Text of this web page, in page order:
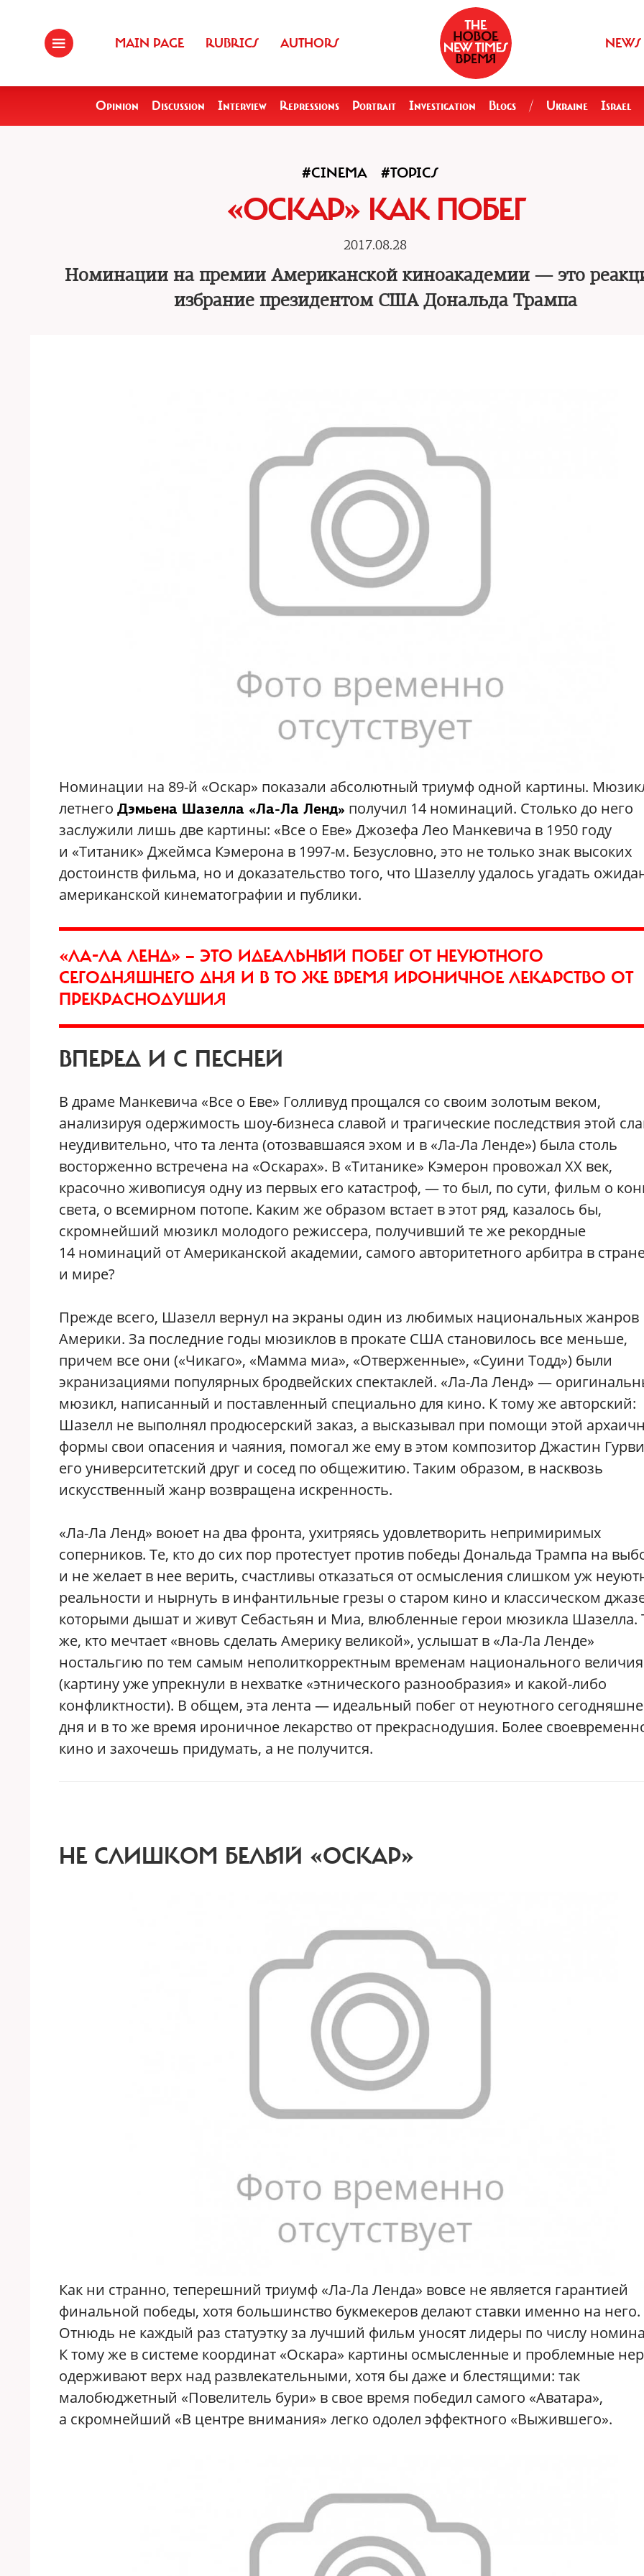
MAIN PAGE RUBRICS AUTHORS NEWS
Opinion Discussion Interview Repressions Portrait Investigation Blogs / Ukraine Israel
#CINEMA #TOPICS
«ОСКАР» КАК ПОБЕГ
2017.08.28
Номинации на премии Американской киноакадемии — это
избрание президентом США Дональда Трампа
Номинации на 89-й «Оскар» показали абсолютный триумф одной картины.
летнего Дэмьена Шазелла «Ла-Ла Ленд» получил 14 номинаций. Столько до него
заслужили лишь две картины: «Все о Еве» Джозефа Лео Манкевича в 1950 году
и «Титаник» Джеймса Кэмерона в 1997-м. Безусловно, это не только знак высоких
достоинств фильма, но и доказательство того, что Шазеллу удалось угадать
американской кинематографии и публики.
«ЛА-ЛА ЛЕНД» — ЭТО ИДЕАЛЬНЫЙ ПОБЕГ ОТ НЕУЮТНОГО
СЕГОДНЯШНЕГО ДНЯ И В ТО ЖЕ ВРЕМЯ ИРОНИЧНОЕ ЛЕКАРСТВО ОТ
ПРЕКРАСНОДУШИЯ
ВПЕРЕД И С ПЕСНЕЙ
В драме Манкевича «Все о Еве» Голливуд прощался со своим золотым веком,
анализируя одержимость шоу-бизнеса славой и трагические последствия этой
неудивительно, что та лента (отозвавшаяся эхом и в «Ла-Ла Ленде») была столь
восторженно встречена на «Оскарах». В «Титанике» Кэмерон провожал ХХ век,
красочно живописуя одну из первых его катастроф, — то был, по сути, фильм о
света, о всемирном потопе. Каким же образом встает в этот ряд, казалось бы,
скромнейший мюзикл молодого режиссера, получивший те же рекордные
14 номинаций от Американской академии, самого авторитетного арбитра в
и мире?
Прежде всего, Шазелл вернул на экраны один из любимых национальных жанров
Америки. За последние годы мюзиклов в прокате США становилось все меньше,
причем все они («Чикаго», «Мамма миа», «Отверженные», «Суини Тодд») были
экранизациями популярных бродвейских спектаклей. «Ла-Ла Ленд» —
мюзикл, написанный и поставленный специально для кино. К тому же авторский:
Шазелл не выполнял продюсерский заказ, а высказывал при помощи этой
формы свои опасения и чаяния, помогал же ему в этом композитор Джастин
его университетский друг и сосед по общежитию. Таким образом, в насквозь
искусственный жанр возвращена искренность.
«Ла-Ла Ленд» воюет на два фронта, ухитряясь удовлетворить непримиримых
соперников. Те, кто до сих пор протестует против победы Дональда Трампа на
и не желает в нее верить, счастливы отказаться от осмысления слишком уж
реальности и нырнуть в инфантильные грезы о старом кино и классическом
которыми дышат и живут Себастьян и Миа, влюбленные герои мюзикла Шазелла.
же, кто мечтает «вновь сделать Америку великой», услышат в «Ла-Ла Ленде»
ностальгию по тем самым неполиткорректным временам национального величия
(картину уже упрекнули в нехватке «этнического разнообразия» и какой-либо
конфликтности). В общем, эта лента — идеальный побег от неуютного
дня и в то же время ироничное лекарство от прекраснодушия. Более
кино и захочешь придумать, а не получится.
НЕ СЛИШКОМ БЕЛЫЙ «ОСКАР»
Как ни странно, теперешний триумф «Ла-Ла Ленда» вовсе не является гарантией
финальной победы, хотя большинство букмекеров делают ставки именно на него.
Отнюдь не каждый раз статуэтку за лучший фильм уносят лидеры по числу
К тому же в системе координат «Оскара» картины осмысленные и проблемные
одерживают верх над развлекательными, хотя бы даже и блестящими: так
малобюджетный «Повелитель бури» в свое время победил самого «Аватара»,
а скромнейший «В центре внимания» легко одолел эффектного «Выжившего».